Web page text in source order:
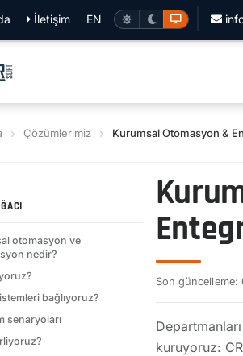
İletişim EN
Çözümlerimiz Kurumsal Otomasyon &
otomasyon ve
nedir?
bağlıyoruz?
senaryoları
Son güncelleme:
kuruyoruz: